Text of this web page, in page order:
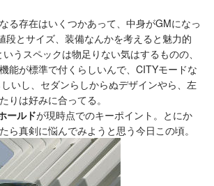
る存在はいくつかあって、中身がGMになっ
段とサイズ、装備なんかを考えると魅力的
うスペックは物足りない気はするものの、
能が標準で付くらしいんで、CITYモードな
いし、セダンらしからぬデザインやら、左
りは好みに合ってる。
ールドが現時点でのキーポイント。とにか
ら真剣に悩んでみようと思う今日この頃。